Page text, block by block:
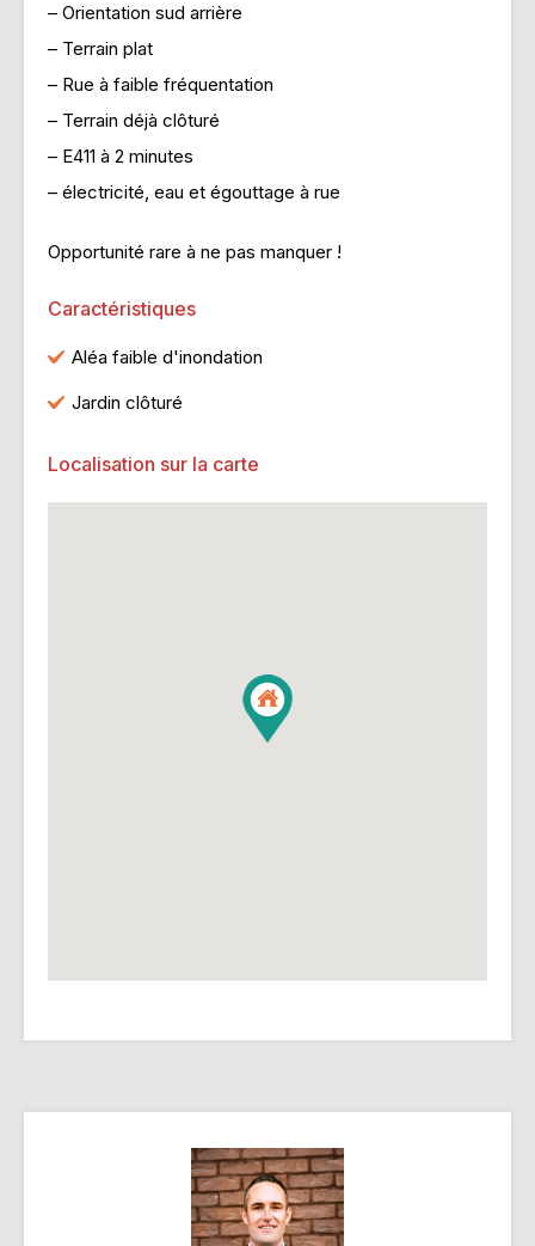
– Orientation sud arrière
– Terrain plat
– Rue à faible fréquentation
– Terrain déjà clôturé
– E411 à 2 minutes
– électricité, eau et égouttage à rue
Opportunité rare à ne pas manquer !
Caractéristiques
Aléa faible d'inondation
Jardin clôturé
Localisation sur la carte